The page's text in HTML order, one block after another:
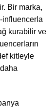
Bir marka,
influencerla
kurabilir ve
kitleyle